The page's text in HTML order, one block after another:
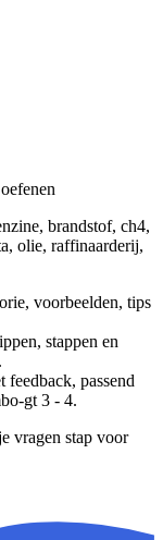
brandstof, ch4,
olie, raffinaarderij,
voorbeelden, tips
stappen en
.
feedback, passend
gt 3 - 4.
vragen stap voor